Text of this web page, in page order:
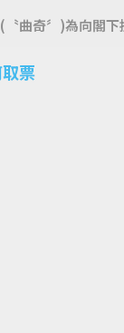
曲奇〞)為向閣
票